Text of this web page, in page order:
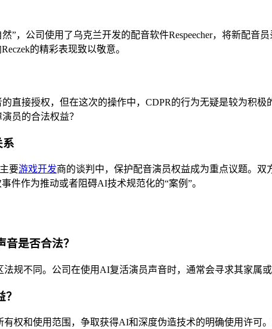
”，公司使用了乌克兰开发的配音软件Respeecher，将新配
的精彩表现致以敬意。
直接授权，但在这次的操作中，CDPR的行为无疑是较为积
员的合法权益？
系
要游戏开发商的谈判中，保护配音演员权益成为重点议题。
件作为推动或者阻碍AI技术规范化的“案例”。
是否合法？
规不同。公司在使用AI复活演员声音时，通常会寻求其家属
权和使用范围，争取获得AI和深度伪造技术的明确使用许可